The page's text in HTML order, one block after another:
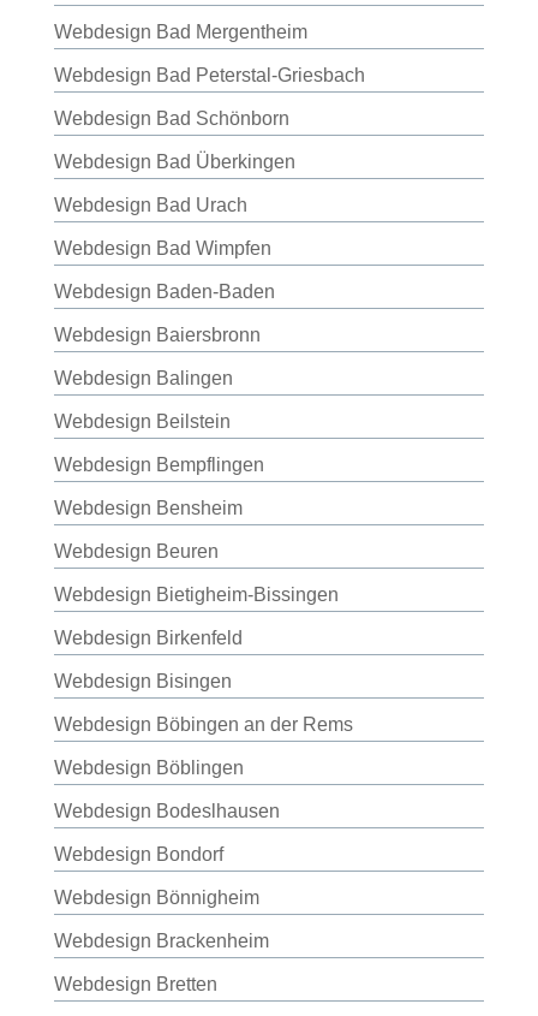
Webdesign Bad Mergentheim
Webdesign Bad Peterstal-Griesbach
Webdesign Bad Schönborn
Webdesign Bad Überkingen
Webdesign Bad Urach
Webdesign Bad Wimpfen
Webdesign Baden-Baden
Webdesign Baiersbronn
Webdesign Balingen
Webdesign Beilstein
Webdesign Bempflingen
Webdesign Bensheim
Webdesign Beuren
Webdesign Bietigheim-Bissingen
Webdesign Birkenfeld
Webdesign Bisingen
Webdesign Böbingen an der Rems
Webdesign Böblingen
Webdesign Bodeslhausen
Webdesign Bondorf
Webdesign Bönnigheim
Webdesign Brackenheim
Webdesign Bretten